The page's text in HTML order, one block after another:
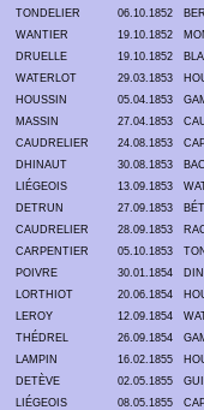
TONDELIER 06.10.1852
WANTIER 19.10.1852
DRUELLE 19.10.1852
WATERLOT 29.03.1853
HOUSSIN 05.04.1853
MASSIN 27.04.1853
CAUDRELIER 24.08.1853
DHINAUT 30.08.1853
LIÉGEOIS 13.09.1853
DETRUN 27.09.1853
CAUDRELIER 28.09.1853
CARPENTIER 05.10.1853
POIVRE 30.01.1854
LORTHIOT 20.06.1854
LEROY 12.09.1854
THÉDREL 26.09.1854
LAMPIN 16.02.1855
DETÈVE 02.05.1855
LIÉGEOIS 08.05.1855